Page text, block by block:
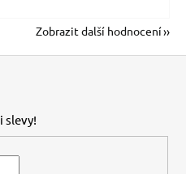
Zobrazit další hodnocení
slevy!